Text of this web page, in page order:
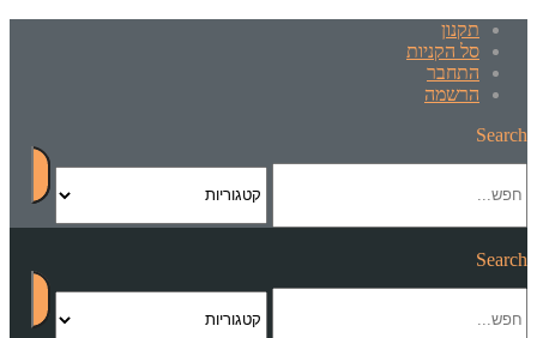
תקנון
סל הקניות
התחבר
הרשמה
Search
Search